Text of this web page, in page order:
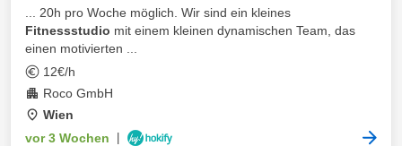
... 20h pro Woche möglich. Wir sind ein kleines
Fitnessstudio mit einem kleinen dynamischen Team, das
einen motivierten ...
12€/h
Roco GmbH
Wien
vor 3 Wochen